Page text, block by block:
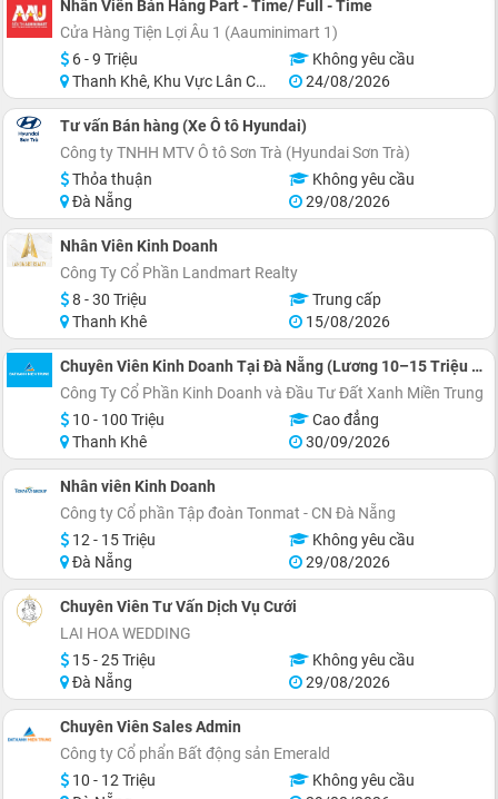
Nhân Viên Bán Hàng Part - Time/ Full - Time
Cửa Hàng Tiện Lợi Âu 1 (Aauminimart 1)
6 - 9 Triệu
Không yêu cầu
Thanh Khê, Khu Vực Lân Cận Đà Nẵng
24/08/2026
Tư vấn Bán hàng (Xe Ô tô Hyundai)
Công ty TNHH MTV Ô tô Sơn Trà (Hyundai Sơn Trà)
Thỏa thuận
Không yêu cầu
Đà Nẵng
29/08/2026
Nhân Viên Kinh Doanh
Công Ty Cổ Phần Landmart Realty
8 - 30 Triệu
Trung cấp
Thanh Khê
15/08/2026
Chuyên Viên Kinh Doanh Tại Đà Nẵng (Lương 10–15 Triệu + Hoa Hồng)
Công Ty Cổ Phần Kinh Doanh và Đầu Tư Đất Xanh Miền Trung
10 - 100 Triệu
Cao đẳng
Thanh Khê
30/09/2026
Nhân viên Kinh Doanh
Công ty Cổ phần Tập đoàn Tonmat - CN Đà Nẵng
12 - 15 Triệu
Không yêu cầu
Đà Nẵng
29/08/2026
Chuyên Viên Tư Vấn Dịch Vụ Cưới
LAI HOA WEDDING
15 - 25 Triệu
Không yêu cầu
Đà Nẵng
29/08/2026
Chuyên Viên Sales Admin
Công ty Cổ phẩn Bất động sản Emerald
10 - 12 Triệu
Không yêu cầu